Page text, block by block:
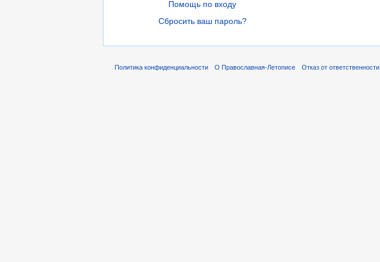
Помощь по входу
Сбросить ваш пароль?
Политика конфиденциальности О Православная-Летописе Отказ от ответственности